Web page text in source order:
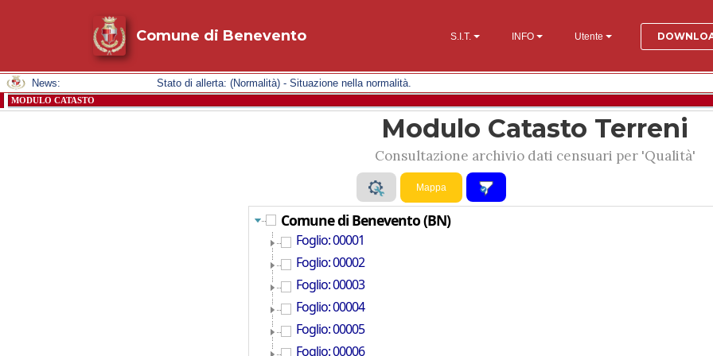
Comune di Benevento S.I.T. INFO Utente
News: Stato di allerta: (Normalità) - Situazione nella normalità.
MODULO CATASTO